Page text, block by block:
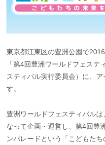
東京都江東区の豊洲公園で
「第4回豊洲ワールドフェス
スティバル実行委員会）に、
す。
豊洲ワールドフェスティバル
なって企画・運営し、第4回豊
ンパレードという「こどもた